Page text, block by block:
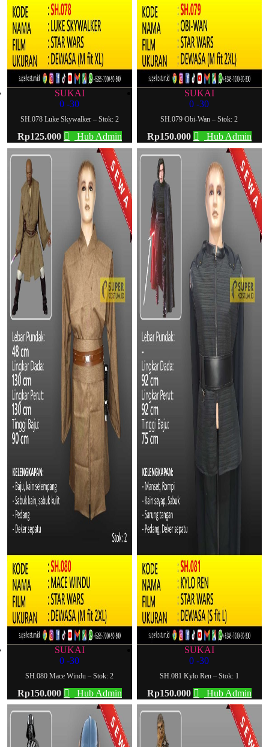
SUKAI
0-30
SH.078 Luke Skywalker – Stok: 2
Rp125.000 Hub Admin
SUKAI
0-30
SH.079 Obi-Wan – Stok: 2
Rp150.000 Hub Admin
SUKAI
0-30
SH.080 Mace Windu – Stok: 2
Rp150.000 Hub Admin
SUKAI
0-30
SH.081 Kylo Ren – Stok: 1
Rp150.000 Hub Admin